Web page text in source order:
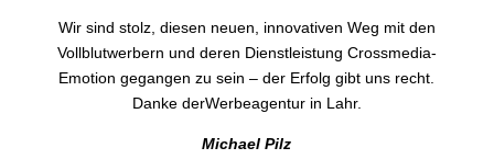
Wir sind stolz, diesen neuen, innovativen Weg mit den
Vollblutwerbern und deren Dienstleistung Crossmedia-
Emotion gegangen zu sein – der Erfolg gibt uns recht.
Danke derWerbeagentur in Lahr.
Michael Pilz